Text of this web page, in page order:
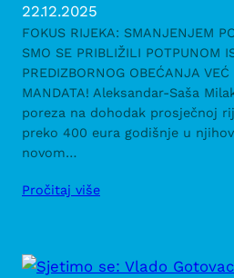
22.12.2025
FOKUS RIJEKA: SMANJENJEM
SMO SE PRIBLIŽILI POTPUNOM
PREDIZBORNOG OBEĆANJA
MANDATA! Aleksandar-Saša
poreza na dohodak prosječnoj
preko 400 eura godišnje u
novom…
Pročitaj više